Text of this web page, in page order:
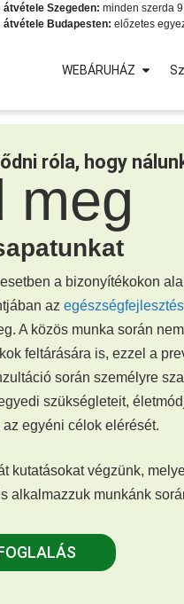
Szegeden: minden szerda
átvétele Budapesten: előzetes
WEBÁRUHÁZ
róla, hogy
meg
a bizonyítékokon
az egészségfejlesztés
A közös munka során
feltárására is, ezzel a
során személyre
szükségleteit,
egyéni célok elérését.
kutatásokat végzünk,
alkalmazzuk munkánk